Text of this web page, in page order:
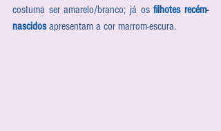
costuma ser amarelo/branco; já os filhotes recém-
nascidos apresentam a cor marrom-escura.